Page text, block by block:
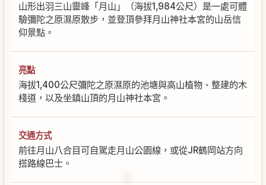
山形出羽三山靈峰「月山」（海拔1,984公尺）是一處可體
驗彌陀之原濕原散步，並登頂參拜月山神社本宮的山岳信
仰景點。
亮點
海拔1,400公尺彌陀之原濕原的池塘與高山植物、整建的木
棧道，以及坐鎮山頂的月山神社本宮。
交通方式
前往月山八合目可自駕走月山公園線，或從JR鶴岡站方向
搭路線巴士。